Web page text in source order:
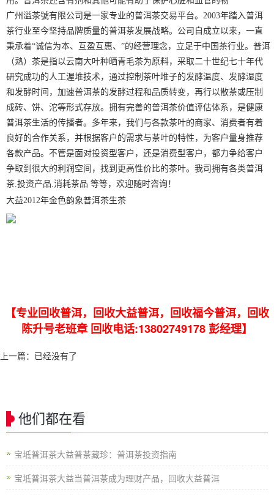
广州 溢茶號有限公司是一家专业的普洱茶交易平台。2003年踏入普洱
茶行业至今坚持品牌质量的普洱茶发展战略。公司自成立以来，一直
秉承着“诚信为本、互盈互惠、”的经营理念，立足于中国茶行业。普洱
（熟）茶是指以云南大叶种晒青毛茶为原料，采取二十世纪七十年代
研究成功的人工渥堆技术，通过控制茶叶堆子的发酵温度、发酵湿度
和发酵时间，加速普洱茶的发酵过程和品质转变，再行以散茶或压制
成砖、饼、沱等形式存放。拥有完善的普洱茶价值评估体系，是健康
普洱茶生活的传播者。多年来，我们与各款茶叶的商家、消费者有着
良好的合作关系，并根据客户的需求与茶叶的特性，为客户量身推荐
各款产品。不管是面对投资型客户，还是消费型客户，都力争给客户
争取到很大的利润空间，找到更高性价比的茶叶。我司拥有各类普洱
茶.投资产品.消耗茶品 等等，欢迎随时咨询！
大益2012年金色韵象普洱茶生茶
【专业回收普洱，回收大益普洱，回收福今普洱，回收
陈升号老班章 回收电话:13802749178 彭经理】
上一篇：已经没有了
他们都在看
宝坻普洱茶大益普茶藏珍：普洱茶投资指南
宝坻普洱茶大益当普洱茶成为理财产品，回收大益普洱